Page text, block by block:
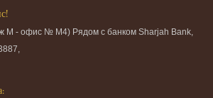
M - офис № M4) Рядом с банком Sharjah Bank,